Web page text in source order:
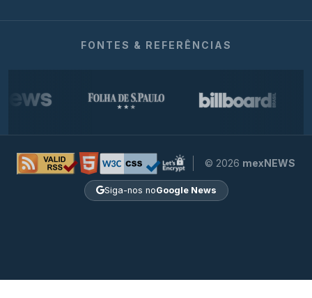
FONTES & REFERÊNCIAS
© 2026 mexNEWS
Siga-nos noGoogle News